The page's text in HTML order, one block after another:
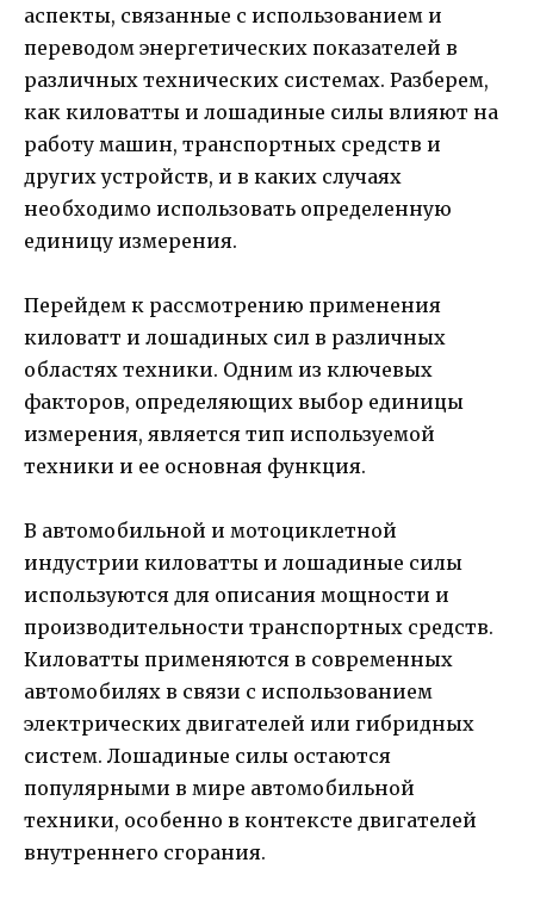
аспекты, связанные с использованием и
переводом энергетических показателей в
различных технических системах. Разберем,
как киловатты и лошадиные силы влияют на
работу машин, транспортных средств и
других устройств, и в каких случаях
необходимо использовать определенную
единицу измерения.
Перейдем к рассмотрению применения
киловатт и лошадиных сил в различных
областях техники. Одним из ключевых
факторов, определяющих выбор единицы
измерения, является тип используемой
техники и ее основная функция.
В автомобильной и мотоциклетной
индустрии киловатты и лошадиные силы
используются для описания мощности и
производительности транспортных средств.
Киловатты применяются в современных
автомобилях в связи с использованием
электрических двигателей или гибридных
систем. Лошадиные силы остаются
популярными в мире автомобильной
техники, особенно в контексте двигателей
внутреннего сгорания.